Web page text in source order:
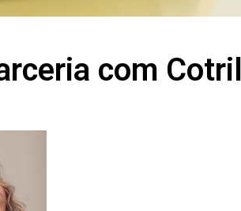
com Cotril